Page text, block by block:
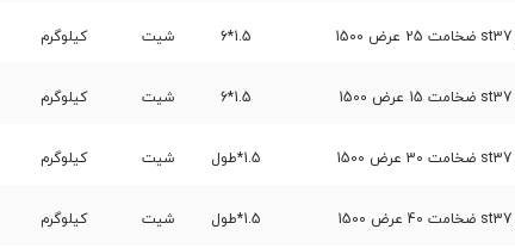
1.5*6 شیت کیلوگرم
1.5*6 شیت کیلوگرم
1.5*طول شیت کیلوگرم
1.5*طول شیت کیلوگرم